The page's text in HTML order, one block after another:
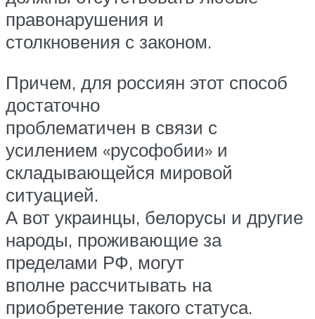
правонарушения и
столкновения с законом.
Причем, для россиян этот способ
достаточно
проблематичен в связи с
усилением «русофобии» и
складывающейся мировой
ситуацией.
А вот украинцы, белорусы и другие
народы, проживающие за
пределами РФ, могут
вполне рассчитывать на
приобретение такого статуса.